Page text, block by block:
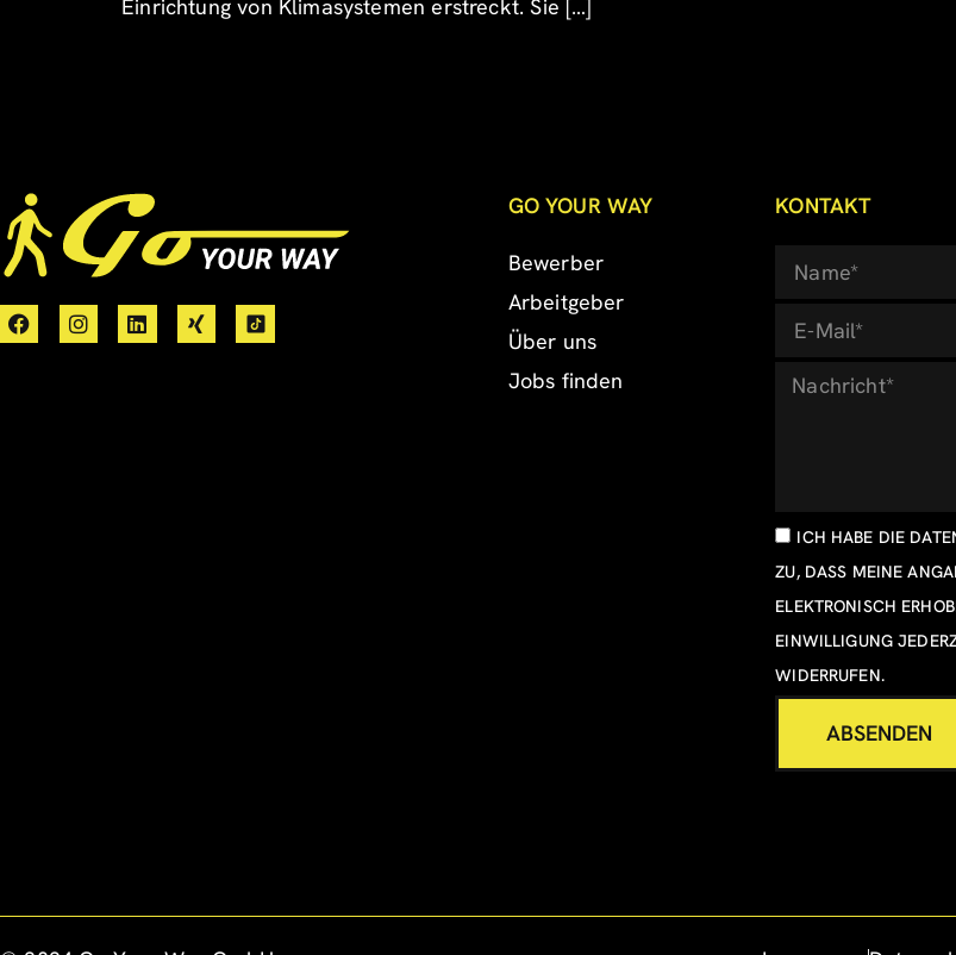
Einrichtung von Klimasystemen erstreckt. Sie […]
GO YOUR WAY
Bewerber
Arbeitgeber
Über uns
Jobs finden
KONTAKT
ICH HABE DIE
ZU, DASS MEINE
ELEKTRONISCH
EINWILLIGUNG
WIDERRUFEN.
ABSENDEN